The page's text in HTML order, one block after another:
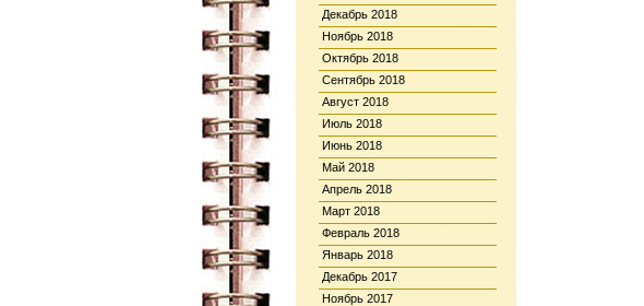
Декабрь 2018
Ноябрь 2018
Октябрь 2018
Сентябрь 2018
Август 2018
Июль 2018
Июнь 2018
Май 2018
Апрель 2018
Март 2018
Февраль 2018
Январь 2018
Декабрь 2017
Ноябрь 2017